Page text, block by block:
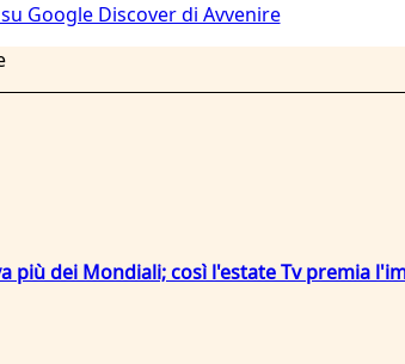
Google Discover di Avvenire
più dei Mondiali; così l'estate Tv premia